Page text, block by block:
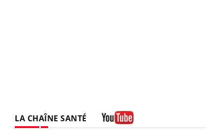
LA CHAÎNE SANTÉ